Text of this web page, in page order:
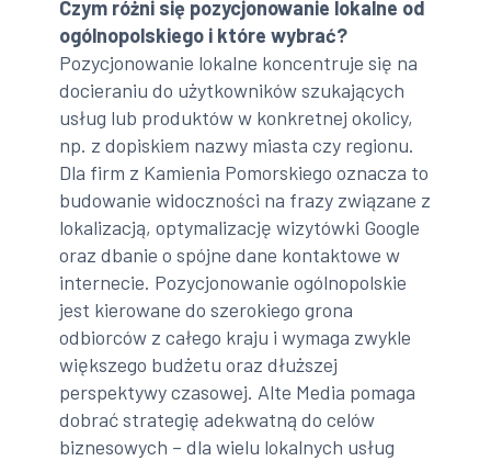
Czym różni się pozycjonowanie lokalne od
ogólnopolskiego i które wybrać?
Pozycjonowanie lokalne koncentruje się na
docieraniu do użytkowników szukających
usług lub produktów w konkretnej okolicy,
np. z dopiskiem nazwy miasta czy regionu.
Dla firm z Kamienia Pomorskiego oznacza to
budowanie widoczności na frazy związane z
lokalizacją, optymalizację wizytówki Google
oraz dbanie o spójne dane kontaktowe w
internecie. Pozycjonowanie ogólnopolskie
jest kierowane do szerokiego grona
odbiorców z całego kraju i wymaga zwykle
większego budżetu oraz dłuższej
perspektywy czasowej. Alte Media pomaga
dobrać strategię adekwatną do celów
biznesowych – dla wielu lokalnych usług